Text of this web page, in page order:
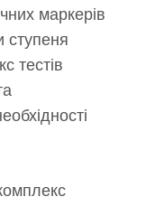
маркерів
ступеня
тестів